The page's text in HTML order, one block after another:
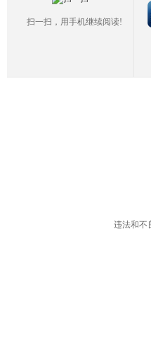
扫一扫，用手机继续阅读!
违法和不